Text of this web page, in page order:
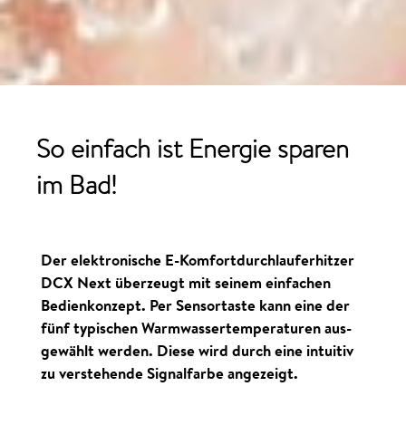
So einfach ist Energie sparen
im Bad!
Der elektronische E-Komfort­durch­­lauferhitzer
DCX Next überzeugt mit seinem einfachen
Bedienkonzept. Per Sensortaste kann eine der
fünf typischen Warm­wassertemperaturen aus­
gewählt werden. Diese wird durch eine intuitiv
zu verstehende Signalfarbe angezeigt.